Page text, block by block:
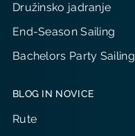
Družinsko jadranje
End-Season Sailing
Bachelors Party Sailing
BLOG IN NOVICE
Rute